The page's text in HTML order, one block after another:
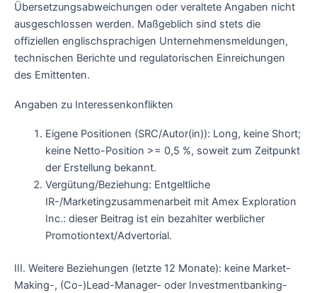
Übersetzungsabweichungen oder veraltete Angaben nicht
ausgeschlossen werden. Maßgeblich sind stets die
offiziellen englischsprachigen Unternehmensmeldungen,
technischen Berichte und regulatorischen Einreichungen
des Emittenten.
Angaben zu Interessenkonflikten
Eigene Positionen (SRC/Autor(in)): Long, keine Short;
keine Netto-Position >= 0,5 %, soweit zum Zeitpunkt
der Erstellung bekannt.
Vergütung/Beziehung: Entgeltliche
IR-/Marketingzusammenarbeit mit Amex Exploration
Inc.: dieser Beitrag ist ein bezahlter werblicher
Promotiontext/Advertorial.
III. Weitere Beziehungen (letzte 12 Monate): keine Market-
Making-, (Co-)Lead-Manager- oder Investmentbanking-